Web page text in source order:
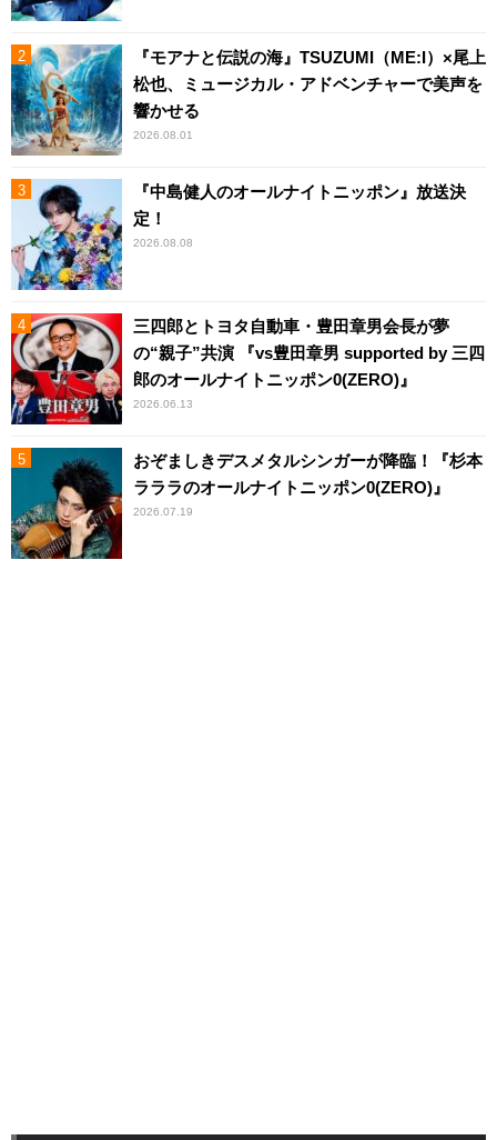
『モアナと伝説の海』TSUZUMI（ME:I）×尾上
松也、ミュージカル・アドベンチャーで美声を
響かせる
2026.08.01
『中島健人のオールナイトニッポン』放送決
定！
2026.08.08
三四郎とトヨタ自動車・豊田章男会長が夢
の“親子”共演 『vs豊田章男 supported by 三四
郎のオールナイトニッポン0(ZERO)』
2026.06.13
おぞましきデスメタルシンガーが降臨！『杉本
ラララのオールナイトニッポン0(ZERO)』
2026.07.19